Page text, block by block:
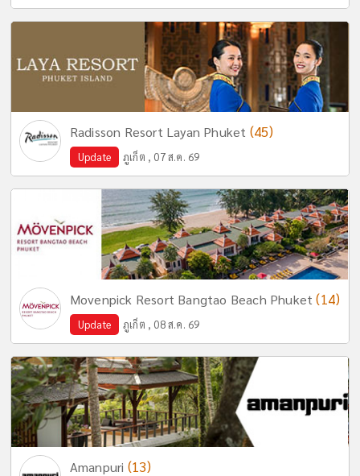
Radisson Resort Layan Phuket (45)
Update ภูเก็ต , 07 ส.ค. 69
Movenpick Resort Bangtao Beach Phuket(14)
Update ภูเก็ต , 08 ส.ค. 69
Amanpuri (13)